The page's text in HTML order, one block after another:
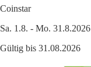
Coinstar
Sa. 1.8. - Mo. 31.8.2026
Gültig bis 31.08.2026